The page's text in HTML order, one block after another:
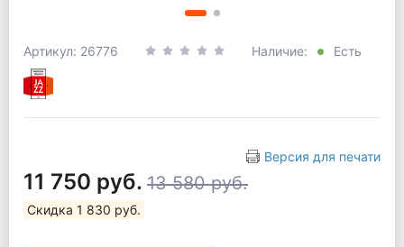
Артикул: 26776 Наличие: Есть
Версия для печати
11 750 руб. 13 580 руб.
Скидка 1 830 руб.